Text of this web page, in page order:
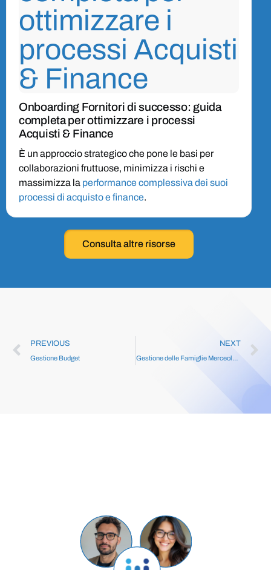
Onboarding Fornitori di successo: guida
completa per ottimizzare i processi
Acquisti & Finance
È un approccio strategico che pone le basi per
collaborazioni fruttuose, minimizza i rischi e
massimizza la performance complessiva dei suoi
processi di acquisto e finance.
Consulta altre risorse
PREVIOUS
Gestione Budget
NEXT
Gestione delle Famiglie Merceologiche